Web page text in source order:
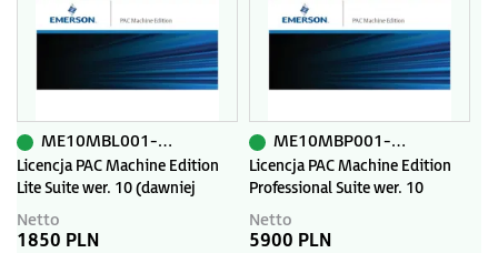
Licencja PAC Machine Edition
Lite Suite wer. 10 (dawniej
Proficy Machine Edition) z
pakietem Primary Support.
ME10MBL001-PR-AP
Netto
1850 PLN
Licencja PAC Machine Edition
Professional Suite wer. 10
(dawniej Proficy Machine
Edition) z pakietem Primary
ME10MBP001-PR-AP
Netto
5900 PLN